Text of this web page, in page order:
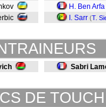
H. Ben Arfa
I. Sarr (T.
Sabri
DE